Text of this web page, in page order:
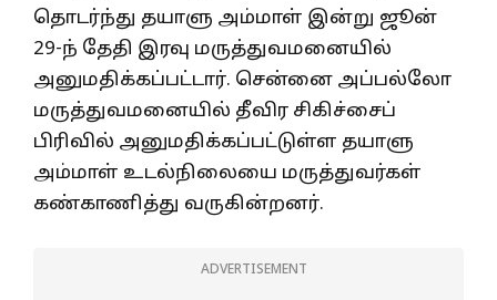
தொடர்ந்து தயாளு அம்மாள் இன்று ஜூன்
29-ந் தேதி இரவு மருத்துவமனையில்
அனுமதிக்கப்பட்டார். சென்னை அப்பல்லோ
மருத்துவமனையில் தீவிர சிகிச்சைப்
பிரிவில் அனுமதிக்கப்பட்டுள்ள தயாளு
அம்மாள் உடல்நிலையை மருத்துவர்கள்
கண்காணித்து வருகின்றனர்.
ADVERTISEMENT